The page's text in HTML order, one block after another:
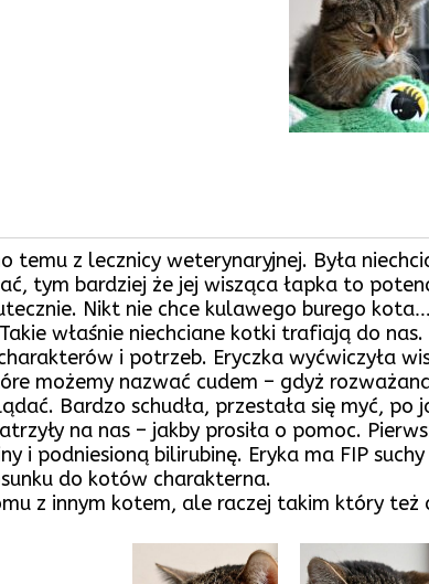
temu z lecznicy weterynaryjnej. Była
tym bardziej że jej wisząca łapka to
Nikt nie chce kulawego burego
właśnie niechciane kotki trafiają do
i potrzeb. Eryczka wyćwiczyła
możemy nazwać cudem – gdyż
Bardzo schudła, przestała się myć, po
na nas – jakby prosiła o pomoc.
i podniesioną bilirubinę. Eryka ma FIP
do kotów charakterna.
z innym kotem, ale raczej takim który też